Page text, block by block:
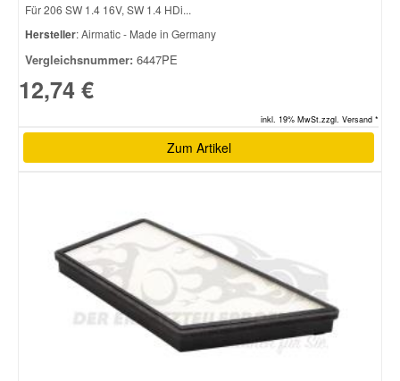
Für 206 SW 1.4 16V, SW 1.4 HDi...
Hersteller: Airmatic - Made in Germany
Vergleichsnummer: 6447PE
12,74 €
inkl. 19% MwSt.zzgl. Versand *
Zum Artikel